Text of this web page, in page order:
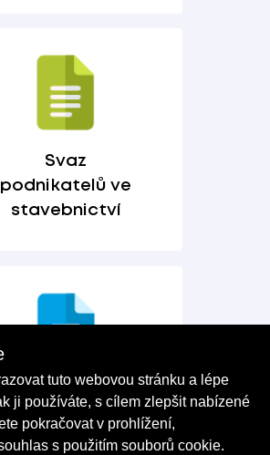
Svaz
podnikatelů ve
stavebnictví
Ověřená firma
2026
tuto webovou stránku a lépe
ji používáte, s cílem zlepšit nabízené
pokračovat v prohlížení,
s použitím souborů cookie.